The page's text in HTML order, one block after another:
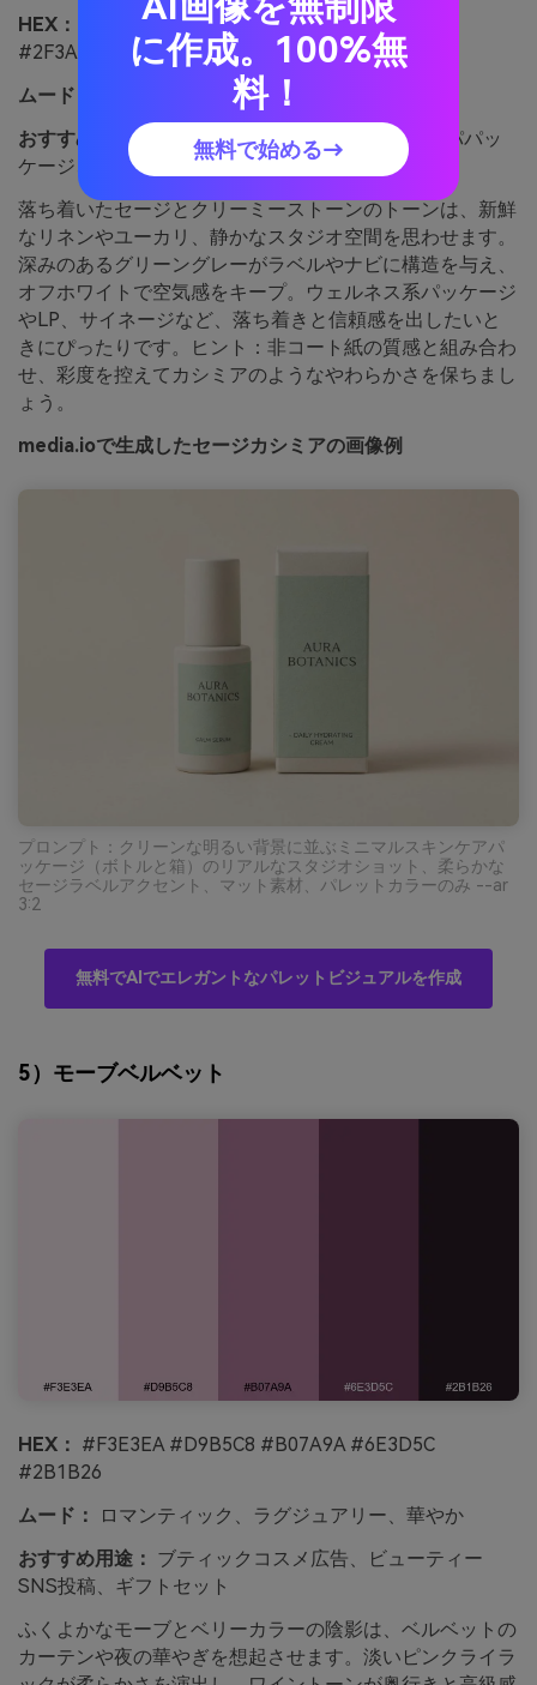
HEX：
#F2F0EA #D8E2D0 #A8B8A0 #6C7A65
#2F3A33
ムード：
穏やか、清潔、リラックス
おすすめ用途：
ウェルネスのブランディング、スパパッ
ケージ、マインドフルプロダクトラベル
落ち着いたセージとクリーミーストーンのトーンは、新鮮
なリネンやユーカリ、静かなスタジオ空間を思わせます。
深みのあるグリーングレーがラベルやナビに構造を与え、
オフホワイトで空気感をキープ。ウェルネス系パッケージ
やLP、サイネージなど、落ち着きと信頼感を出したいと
きにぴったりです。ヒント：非コート紙の質感と組み合わ
せ、彩度を控えてカシミアのようなやわらかさを保ちまし
ょう。
media.ioで生成したセージカシミアの画像例
プロンプト：クリーンな明るい背景に並ぶミニマルスキンケアパ
ッケージ（ボトルと箱）のリアルなスタジオショット、柔らかな
セージラベルアクセント、マット素材、パレットカラーのみ --ar
3:2
無料でAIでエレガントなパレットビジュアルを作成
5）モーブベルベット
HEX： #F3E3EA #D9B5C8 #B07A9A #6E3D5C
#2B1B26
ムード：
ロマンティック、ラグジュアリー、華やか
おすすめ用途： ブティックコスメ広告、ビューティー
SNS投稿、ギフトセット
ふくよかなモーブとベリーカラーの陰影は、ベルベットの
カーテンや夜の華やぎを想起させます。淡いピンクライラ
に作成。100%無
料！
無料で始める→